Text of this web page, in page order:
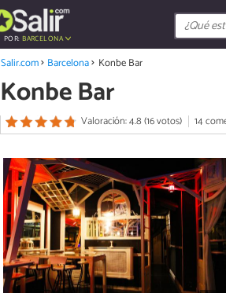
POR:BARCELONA
Salir.com Barcelona Konbe Bar
Konbe Bar
Valoración: 4.8 (16 votos) 14